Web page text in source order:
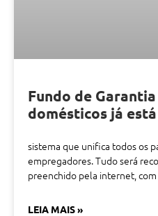
Fundo de
domésticos já
sistema que unifica todos os
empregadores. Tudo será
preenchido pela internet,
LEIA MAIS »